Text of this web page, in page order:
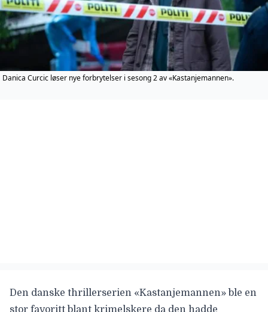
Danica Curcic løser nye forbrytelser i sesong 2 av «Kastanjemannen».
Den danske thrillerserien «Kastanjemannen» ble en
stor favoritt blant krimelskere da den hadde